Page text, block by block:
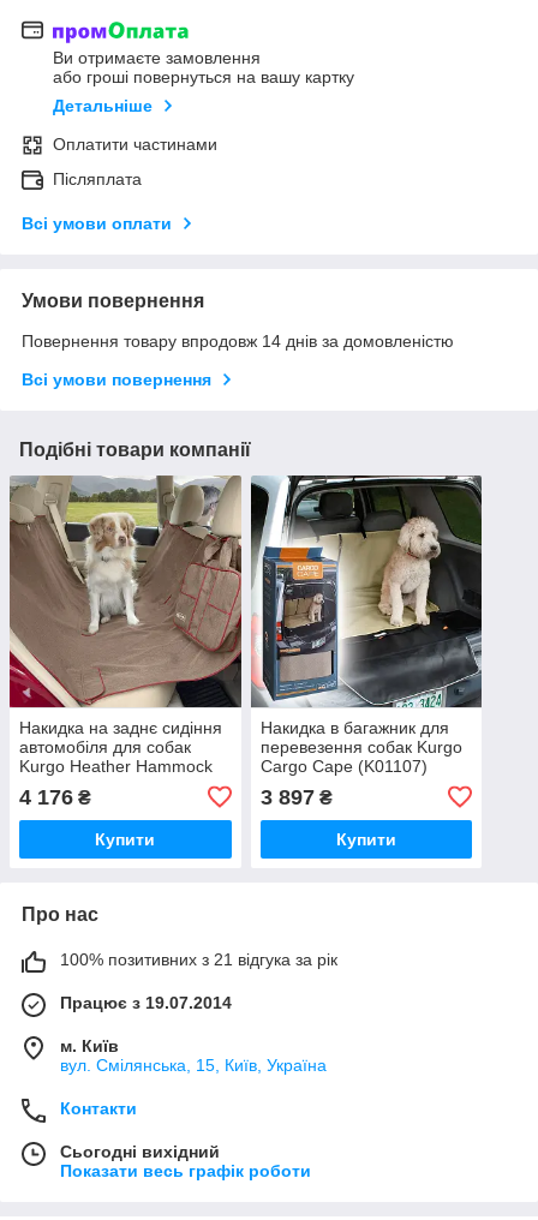
Ви отримаєте замовлення
або гроші повернуться на вашу картку
Детальніше
Оплатити частинами
Післяплата
Всі умови оплати
Умови повернення
Повернення товару впродовж 14 днів за домовленістю
Всі умови повернення
Подібні товари компанії
Накидка на заднє сидіння
автомобіля для собак
Kurgo Heather Hammock
4 176 ₴
Купити
Накидка в багажник для
перевезення собак Kurgo
Cargo Cape (K01107)
3 897₴
Купити
Про нас
100% позитивних з 21 відгука за рік
Працює з 19.07.2014
м. Київ
вул. Смілянська, 15, Київ, Україна
Контакти
Сьогодні вихідний
Показати весь графік роботи